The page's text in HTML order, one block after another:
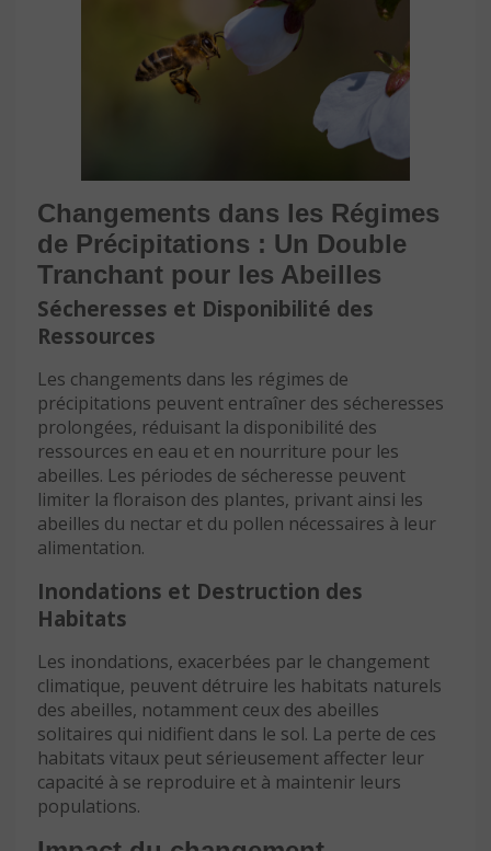
Changements dans les Régimes
de Précipitations : Un Double
Tranchant pour les Abeilles
Sécheresses et Disponibilité des
Ressources
Les changements dans les régimes de
précipitations peuvent entraîner des sécheresses
prolongées, réduisant la disponibilité des
ressources en eau et en nourriture pour les
abeilles. Les périodes de sécheresse peuvent
limiter la floraison des plantes, privant ainsi les
abeilles du nectar et du pollen nécessaires à leur
alimentation.
Inondations et Destruction des
Habitats
Les inondations, exacerbées par le changement
climatique, peuvent détruire les habitats naturels
des abeilles, notamment ceux des abeilles
solitaires qui nidifient dans le sol. La perte de ces
habitats vitaux peut sérieusement affecter leur
capacité à se reproduire et à maintenir leurs
populations.